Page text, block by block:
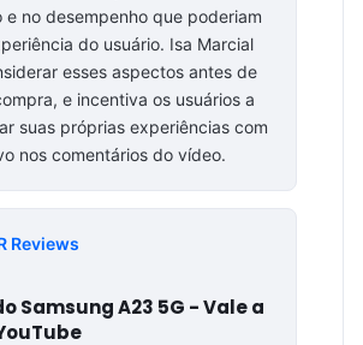
no desempenho que poderiam
do usuário. Isa Marcial
esses aspectos antes de
e incentiva os usuários a
suas próprias experiências com
nos comentários do vídeo.
Reviews
Samsung A23 5G - Vale a